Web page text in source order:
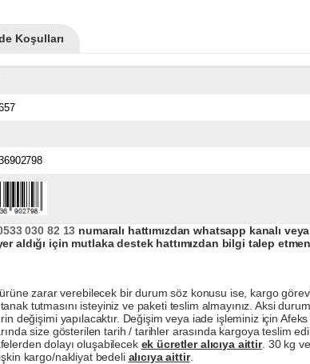
Koşulları
030 82 13 numaralı hattımızdan whatsapp kanalı
aldığı için mutlaka destek hattımızdan bilgi talep
zarar verebilecek bir durum söz konusu ise, kargo
tutmasını isteyiniz ve paketi teslim almayınız. Aksi
değişimi yapılacaktır. Değişim veya iade işleminiz için
size gösterilen tarih / tarihler arasında kargoya teslim
dolayı oluşabilecek ek ücretler alıcıya aittir. 30 kg
kargo/nakliyat bedeli alıcıya aittir.